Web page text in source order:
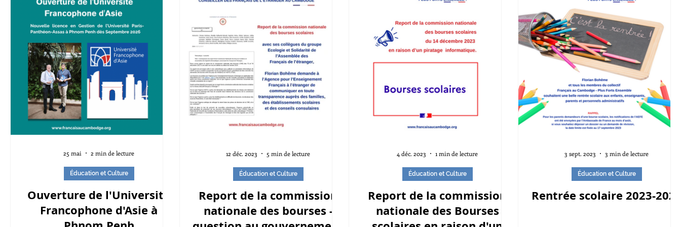
Ouverture de l'Université
Francophone d'Asie à
Éducation et Culture
25 mai 2 min de lecture
Report de la commission
nationale des bourses -
Éducation et Culture
12 déc. 2023 5 min de lecture
Report de la commission
nationale des Bourses
Éducation et Culture
4 déc. 2023 1 min de lecture
Rentrée scolaire 2023-
Éducation et Culture
3 sept. 2023 3 min de lecture